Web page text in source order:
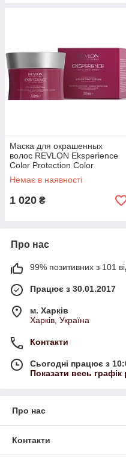
Маска для окрашенных
волос REVLON Eksperience
Color Protection Color
Maintenance Mask 200 мл
Немає в наявності
1 020 ₴
Про нас
99% позитивних з 101
Працює з 30.01.2017
м. Харків
Харків, Україна
Контакти
Сьогодні працює з
Показати весь графік
Про нас
Контакти